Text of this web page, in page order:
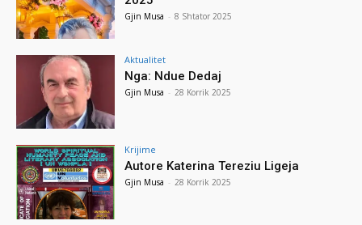
Gjin Musa - 8 Shtator 2025
Aktualitet
Nga: Ndue Dedaj
Gjin Musa - 28 Korrik 2025
Krijime
Autore Katerina Tereziu Ligeja
Gjin Musa - 28 Korrik 2025